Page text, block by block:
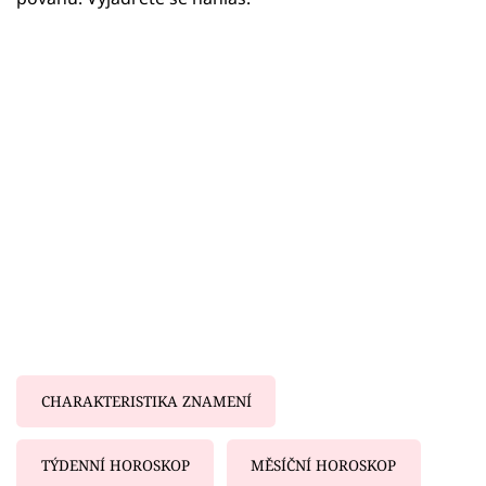
CHARAKTERISTIKA ZNAMENÍ
TÝDENNÍ HOROSKOP MĚSÍČNÍ HOROSKOP